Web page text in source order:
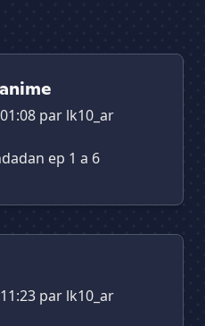
par lk10_ar
ep 1 a 6
par lk10_ar